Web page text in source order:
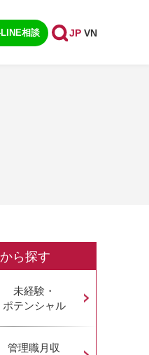
相談 JP VN
ら探す
未経験・
ポテンシャル
管理職月収